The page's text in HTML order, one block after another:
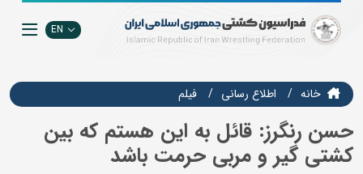
EN
خانه اطلاع رسانی فيلم
حسن رنگرز: قائل به این هستم که بین
کشتی گیر و مربی حرمت باشد